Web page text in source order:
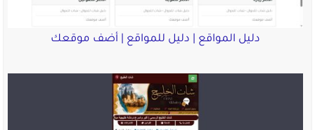
دليل المواقع | دليل للمواقع | أضف موقعك